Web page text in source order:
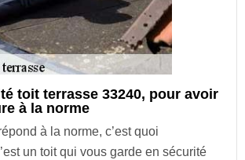
toit terrasse 33240, pour avoir
à la norme
à la norme, c’est quoi
un toit qui vous garde en sécurité